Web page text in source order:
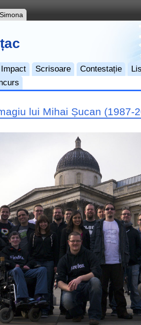
Simona
Impact Scrisoare Contestație
lui Mihai Șucan (1987-